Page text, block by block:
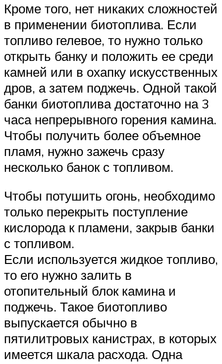
Кроме того, нет никаких сложностей
в применении биотоплива. Если
топливо гелевое, то нужно только
открыть банку и положить ее среди
камней или в охапку искусственных
дров, а затем поджечь. Одной такой
банки биотоплива достаточно на 3
часа непрерывного горения камина.
Чтобы получить более объемное
пламя, нужно зажечь сразу
несколько банок с топливом.
Чтобы потушить огонь, необходимо
только перекрыть поступление
кислорода к пламени, закрыв банки
с топливом.
Если используется жидкое топливо,
то его нужно залить в
отопительный блок камина и
поджечь. Такое биотопливо
выпускается обычно в
пятилитровых канистрах, в которых
имеется шкала расхода. Одна